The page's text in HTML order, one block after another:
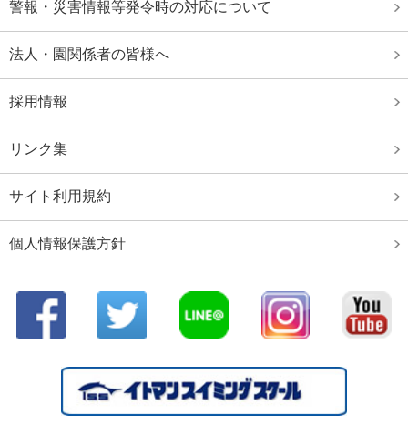
日本選手権水泳競技大会 出場者
全国JOCｼﾞｭﾆｱｵﾘﾝﾋﾟｯｸ春季大会 出場者
ジャパンオープン2020結果
大阪府室内選手権水泳競技大会
第96回 日本選手権水泳競技大会結果
秋葉山選手権水泳競技大会
第96回 日本選手権水泳競技大会出場者
第62回 日本選手権（２５ｍ）水泳競技大会出場者
大阪府春季室内水泳競技大会
大阪府ジュニア選手権水泳競技大会結果
第４３回イトマン招待水泳競技大会
警報・災害情報等発令時の対応について
法人・園関係者の皆様へ
採用情報
リンク集
サイト利用規約
個人情報保護方針